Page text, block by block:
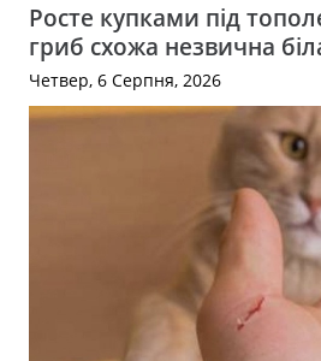
Росте купками під
гриб схожа незвична
Четвер, 6 Серпня, 2026